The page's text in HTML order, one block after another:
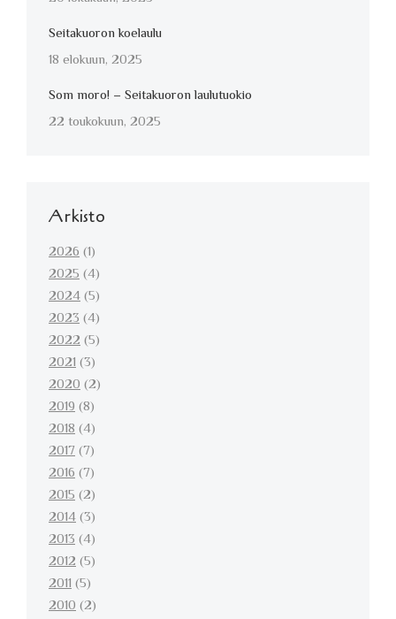
Seitakuoron koelaulu
18 elokuun, 2025
Som moro! – Seitakuoron laulutuokio
22 toukokuun, 2025
Arkisto
2026(1)
2025(4)
2024(5)
2023(4)
2022(5)
2021(3)
2020(2)
2019(8)
2018(4)
2017(7)
2016(7)
2015(2)
2014(3)
2013(4)
2012(5)
2011(5)
2010(2)